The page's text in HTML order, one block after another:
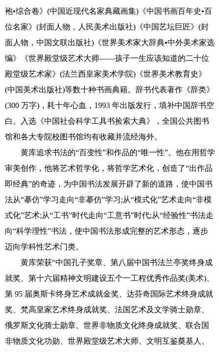
袍•综合卷》(中国近现代名家典藏画集)《中国书画百年史•百
位名家》(封面人物，人民美术出版社)《中国艺坛巨匠》(封
面人物，中国文联出版社)《世界美术家大辞典•中外美术家选
编》《世界殿堂级艺术大师——孩子一生应该知道的二十位
殿堂级艺术家》(法兰西皇家美术学院)《世界美术教育史》
(中国美术出版社)等数十种书画典籍。辞书代表著作《辞类》
(300 万字)，耗十年心血，1993 年出版发行，填补中国辞书空
白。入选《中国社会科学工具书捡索大典》，全国公共图书
馆和各大专院校图书馆均有收藏并流经海外。
黄库追求书法的“百变性”和作品的“唯一性”。他在用哲学
审美创作，他将艺术哲学化，将哲学艺术化，创造了“出作品
即经典”的奇迹，为中国书法发展开辟了新的道路，使中国书
法从“摹仿”学习走向“非摹仿”学习;从“模式化”艺术走向“非模
式化”艺术;从“工书”时代走向“工意书”时代;从“经验性”书法走
向“科学理性”书法，使中国书法形成完整的艺术形态，逐步
迈向学科性艺术门类。
黄库荣获“中国孔子奖章、第八届中国书法兰亭奖终身成
就奖、第十六届精神文明建设五个一工程优秀作品奖(美术)、
第 95 届奥斯卡终身艺术成就金奖、达芬奇国际艺术终身成就
奖、梵高皇家艺术终身成就奖、法国艺术及文学骑士勋章、
俄罗斯文化骑士勋章、世界非物质文化终身成就奖、联合国
非物质文化功勋、世界殿堂级艺术大师、文明互鉴奠基人、